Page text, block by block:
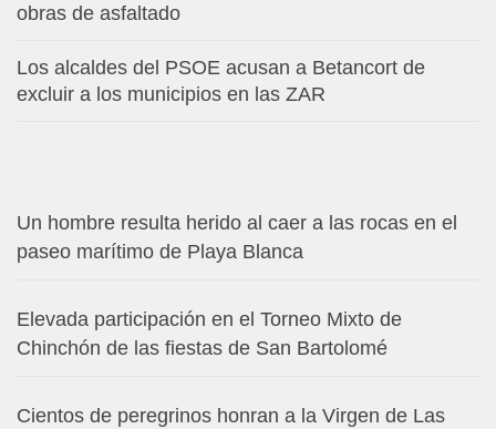
obras de asfaltado
Los alcaldes del PSOE acusan a Betancort de
excluir a los municipios en las ZAR
Un hombre resulta herido al caer a las rocas en el
paseo marítimo de Playa Blanca
Elevada participación en el Torneo Mixto de
Chinchón de las fiestas de San Bartolomé
Cientos de peregrinos honran a la Virgen de Las